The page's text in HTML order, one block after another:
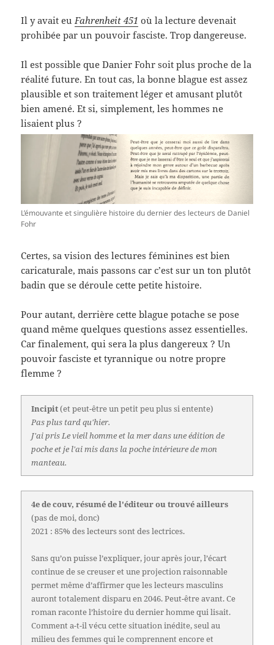
Il y avait euFahrenheit 451 où la lecture devenait
prohibée par un pouvoir fasciste. Trop dangereuse.
Il est possible que Danier Fohr soit plus proche de la
réalité future. En tout cas, la bonne blague est assez
plausible et son traitement léger et amusant plutôt
bien amené. Et si, simplement, les hommes ne
lisaient plus ?
L’émouvante et singulière histoire du dernier des lecteurs de Daniel
Fohr
Certes, sa vision des lectures féminines est bien
caricaturale, mais passons car c’est sur un ton plutôt
badin que se déroule cette petite histoire.
Pour autant, derrière cette blague potache se pose
quand même quelques questions assez essentielles.
Car finalement, qui sera la plus dangereux ? Un
pouvoir fasciste et tyrannique ou notre propre
flemme ?
Incipit(et peut-être un petit peu plus si entente)
Pas plus tard qu'hier.
J'ai pris Le vieil homme et la mer dans une édition de
poche et je l'ai mis dans la poche intérieure de mon
manteau.
4e de couv, résumé de l'éditeur ou trouvé ailleurs
(pas de moi, donc)
2021 : 85% des lecteurs sont des lectrices.
Sans qu’on puisse l’expliquer, jour après jour, l’écart
continue de se creuser et une projection raisonnable
permet même d’affirmer que les lecteurs masculins
auront totalement disparu en 2046. Peut-être avant. Ce
roman raconte l’histoire du dernier homme qui lisait.
Comment a-t-il vécu cette situation inédite, seul au
milieu des femmes qui le comprennent encore et